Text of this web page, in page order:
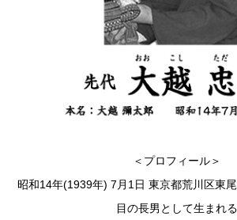
＜プロフィール＞
昭和14年(1939年) 7月1日 東京都荒川区東
目の長男として生まれる